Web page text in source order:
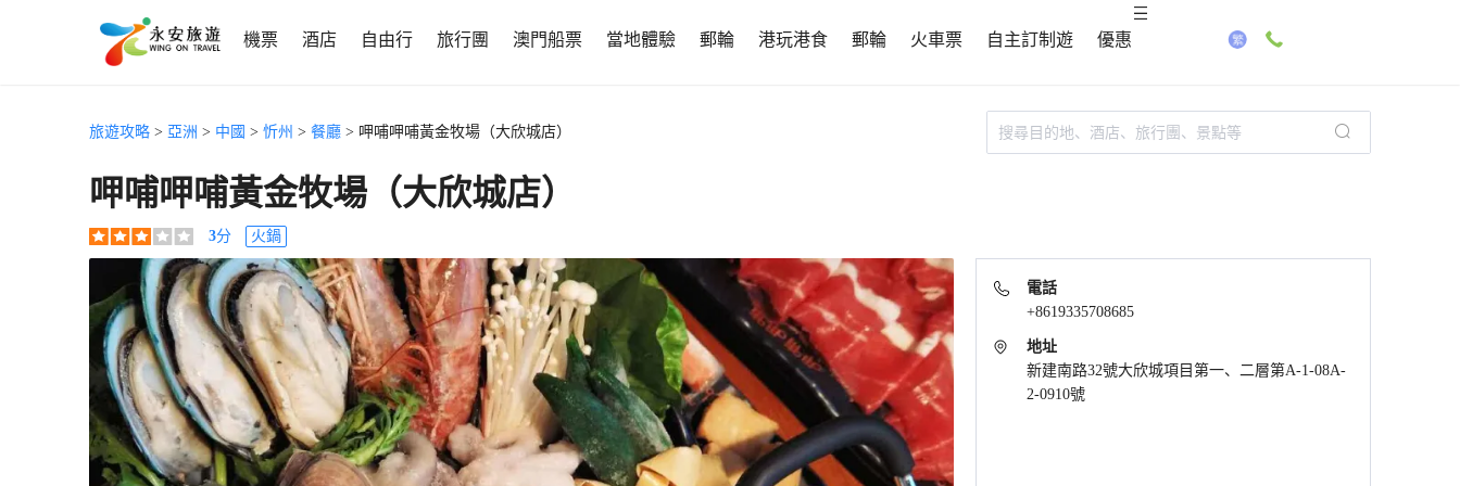
機票 酒店 自由行 旅行團 澳門船票 當地體驗 郵輪 港玩港食 郵輪 火車票 自主訂制遊 優惠
旅遊攻略 > 亞洲 > 中國 > 忻州 > 餐廳 > 呷哺呷哺黃金牧場（大欣城店）
呷哺呷哺黃金牧場（大欣城店）
3分 火鍋
電話
+8619335708685
地址
新建南路32號大欣城項目第一、二層第A-1-08A-
2-0910號